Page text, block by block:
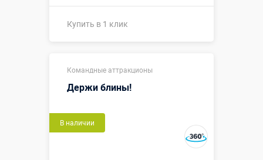
Купить в 1 клик
Командные аттракционы
Держи блины!
В наличии